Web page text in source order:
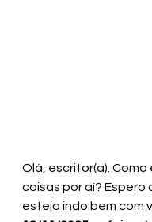
Olá, escritor(a). Como
coisas por aí? Espero
esteja indo bem com